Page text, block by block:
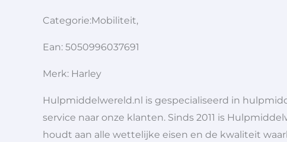
Categorie:Mobiliteit,
Ean: 5050996037691
Merk: Harley
Hulpmiddelwereld.nl is gespecialiseerd in
service naar onze klanten. Sinds 2011 is
houdt aan alle wettelijke eisen en de kwaliteit